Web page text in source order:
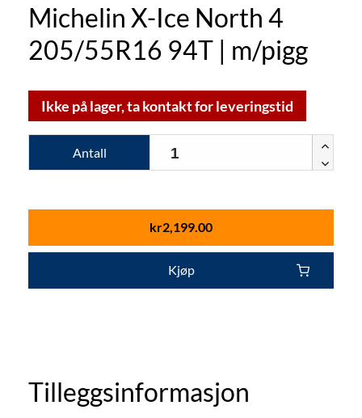
Michelin X-Ice North 4
205/55R16 94T | m/pigg
Ikke på lager, ta kontakt for leveringstid
Antall
kr2,199.00
Kjøp
Tilleggsinformasjon